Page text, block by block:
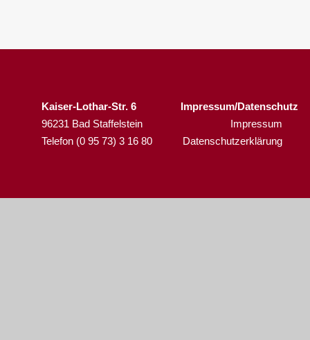
Kaiser-Lothar-Str. 6
96231 Bad Staffelstein
Telefon (0 95 73) 3 16 80
Impressum/Datenschutz
Impressum
Datenschutzerklärung